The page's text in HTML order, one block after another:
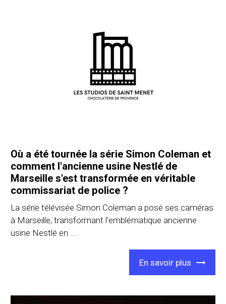
Où a été tournée la série Simon Coleman et
comment l'ancienne usine Nestlé de
Marseille s'est transformée en véritable
commissariat de police ?
La série télévisée Simon Coleman a posé ses caméras
à Marseille, transformant l'emblématique ancienne
usine Nestlé en ...
En savoir plus